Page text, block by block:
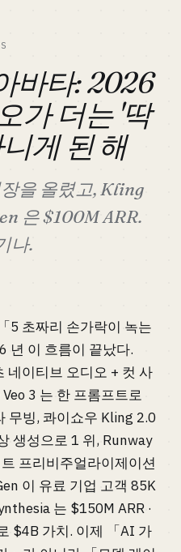
바타: 2026
가 더는 '딱
게 된 해
을 올렸고, Kling
은 $100M ARR.
나.
5 초짜리 손가락이 녹는
년 이 흐름이 끝났다.
네이티브 오디오 + 컷 사
3 는 한 프롬프트로
무빙, 콰이쇼우 Kling 2.0
생성으로 1 위, Runway
프리비주얼라이제이션
이 유료 기업 고객 85K
는 $150M ARR ·
$4B 가치. 이제 「AI 가